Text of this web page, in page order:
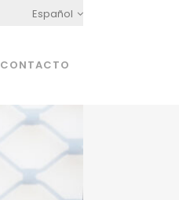
Español
CONTACTO